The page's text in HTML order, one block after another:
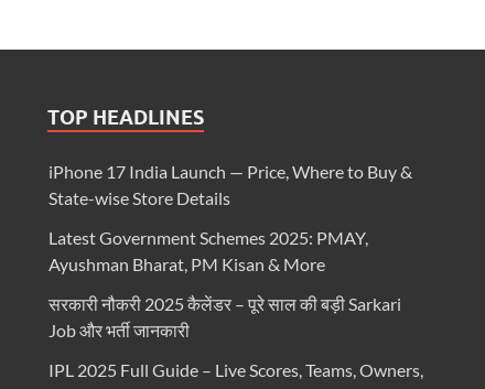
TOP HEADLINES
iPhone 17 India Launch — Price, Where to Buy &
State-wise Store Details
Latest Government Schemes 2025: PMAY,
Ayushman Bharat, PM Kisan & More
सरकारी नौकरी 2025 कैलेंडर – पूरे साल की बड़ी Sarkari
Job और भर्ती जानकारी
IPL 2025 Full Guide – Live Scores, Teams, Owners,